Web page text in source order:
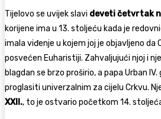
Tijelovo se uvijek slavi deveti četvrtak
korijene ima u 13. stoljeću kada je
imala viđenje u kojem joj je objavljeno da
posvećen Euharistiji. Zahvaljujući njoj i
blagdan se brzo proširio, a papa Urban
proglasiti univerzalnim za cijelu Crkvu.
XXII., to je ostvario početkom 14.